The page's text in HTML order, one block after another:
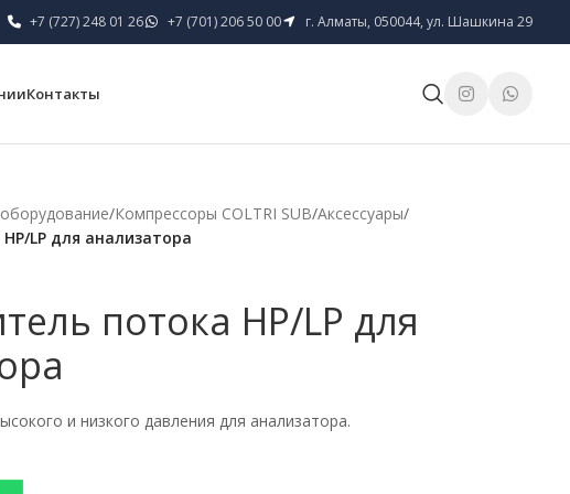
+7 (727) 248 01 26 +7 (701) 206 50 00 г. Алматы, 050044, ул. Шашкина 29
Контакты
/Компрессоры COLTRI SUB/Аксессуары/
LP для анализатора
потока HP/LP для
и низкого давления для анализатора.